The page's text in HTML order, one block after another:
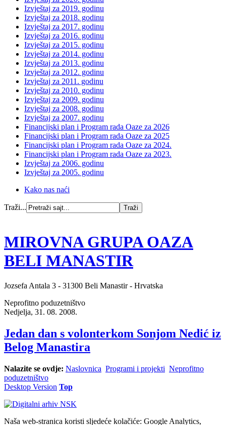
Izvještaj za 2019. godinu
Izvještaj za 2018. godinu
Izvještaj za 2017. godinu
Izvještaj za 2016. godinu
Izvještaj za 2015. godinu
Izvještaj za 2014. godinu
Izvještaj za 2013. godinu
Izvještaj za 2012. godinu
Izvještaj za 2011. godinu
Izvještaj za 2010. godinu
Izvještaj za 2009. godinu
Izvještaj za 2008. godinu
Izvještaj za 2007. godinu
Financijski plan i Program rada Oaze za 2026
Financijski plan i Program rada Oaze za 2025
Financijski plan i Program rada Oaze za 2024.
Financijski plan i Program rada Oaze za 2023.
Izvještaj za 2006. godinu
Izvještaj za 2005. godinu
Kako nas naći
Traži...
MIROVNA GRUPA OAZA
BELI MANASTIR
Jozsefa Antala 3 - 31300 Beli Manastir - Hrvatska
Neprofitno poduzetništvo
Nedjelja, 31. 08. 2008.
Jedan dan s volonterkom Sonjom Nedić iz
Belog Manastira
Nalazite se ovdje: Naslovnica Programi i projekti Neprofitno
poduzetništvo
Desktop Version Top
Naša web-stranica koristi sljedeće kolačiće: Google Analytics,